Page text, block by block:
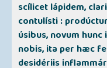
scílicet lápidem,
contulísti :
úsibus, novum
nobis, ita per hæc
desidériis